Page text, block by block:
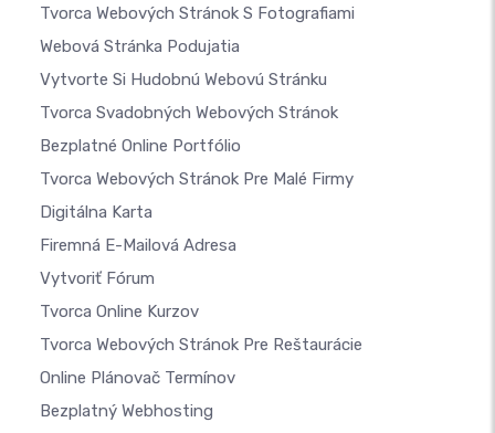
Tvorca Webových Stránok S Fotografiami
Webová Stránka Podujatia
Vytvorte Si Hudobnú Webovú Stránku
Tvorca Svadobných Webových Stránok
Bezplatné Online Portfólio
Tvorca Webových Stránok Pre Malé Firmy
Digitálna Karta
Firemná E-Mailová Adresa
Vytvoriť Fórum
Tvorca Online Kurzov
Tvorca Webových Stránok Pre Reštaurácie
Online Plánovač Termínov
Bezplatný Webhosting